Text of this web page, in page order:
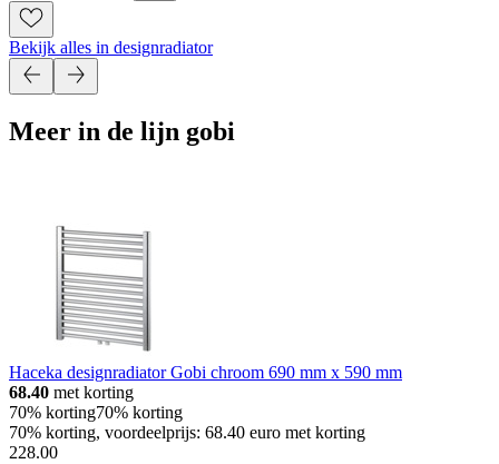
Bekijk alles in designradiator
Meer in de lijn gobi
Haceka designradiator Gobi chroom 690 mm x 590 mm
68.40 met korting
70% korting70% korting
70% korting, voordeelprijs: 68.40 euro met korting
228.00